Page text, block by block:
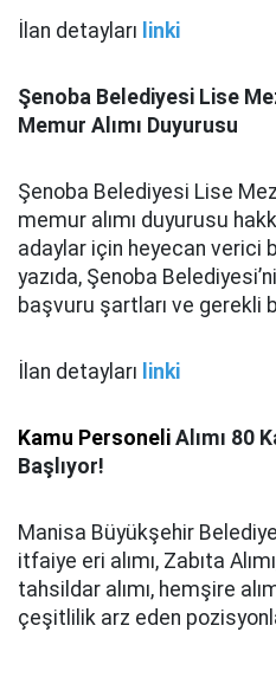
İlan detayları linki
Şenoba Belediyesi Lise
Memur Alımı Duyurusu
Şenoba Belediyesi Lise
memur alımı duyurusu
adaylar için heyecan verici
yazıda, Şenoba
başvuru şartları ve gerekli
İlan detayları linki
Kamu Personeli Alımı 80
Başlıyor!
Manisa Büyükşehir
itfaiye eri alımı, Zabıta
tahsildar alımı, hemşire
çeşitlilik arz eden